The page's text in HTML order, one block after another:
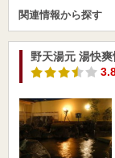
関連情報から探す
野天湯元 湯快爽